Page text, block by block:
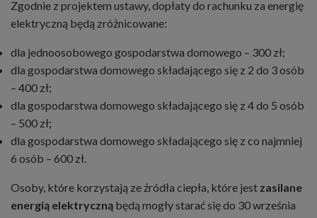
Zgodnie z projektem ustawy, dopłaty do rachunku za energię
elektryczną będą zróżnicowane:
dla jednoosobowego gospodarstwa domowego – 300 zł;
dla gospodarstwa domowego składającego się z 2 do 3 osób
– 400 zł;
dla gospodarstwa domowego składającego się z 4 do 5 osób
– 500 zł;
dla gospodarstwa domowego składającego się z co najmniej
6 osób – 600 zł.
Osoby, które korzystają ze źródła ciepła, które jest zasilane
energią elektryczną będą mogły starać się do 30 września